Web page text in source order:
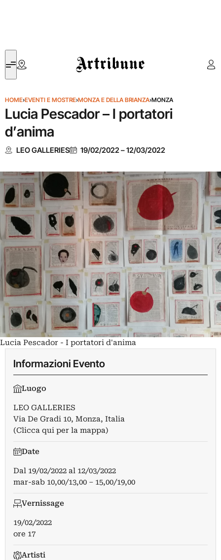
Artribune
HOME›EVENTI E MOSTRE›MONZA E DELLA BRIANZA›MONZA
Lucia Pescador – I portatori
d’anima
LEO GALLERIES 19/02/2022–12/03/2022
Lucia Pescador - I portatori d'anima
Informazioni Evento
Luogo
LEO GALLERIES
Via De Gradi 10, Monza, Italia
(Clicca qui per la mappa)
Date
Dal 19/02/2022 al 12/03/2022
mar-sab 10,00/13,00 – 15,00/19,00
Vernissage
19/02/2022
ore 17
Artisti